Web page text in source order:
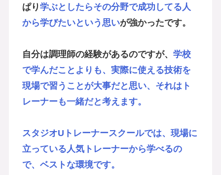
ぱり学ぶとしたらその分野で成功してる人
から学びたいという思いが強かったです。
自分は調理師の経験があるのですが、 学校
で学んだことよりも、実際に使える技術を
現場で習うことが大事だと思い、それはト
レーナーも一緒だと考えます。
スタジオUトレーナースクールでは、現場に
立っている人気トレーナーから学べるの
で、ベストな環境です。